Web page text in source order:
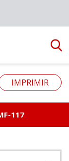
IMPRIMIR
117